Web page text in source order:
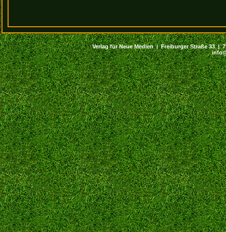
Verlag für Neue Medien | Freiburger Straße 33 |